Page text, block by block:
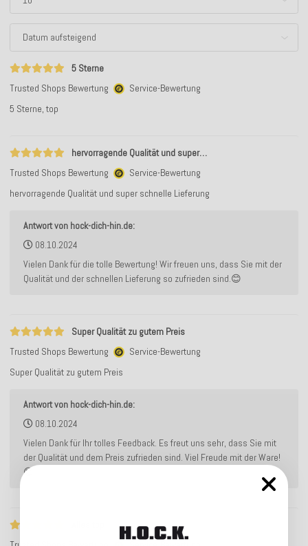
5 Sterne
Trusted Shops Bewertung
Service-Bewertung
5 Sterne, top
hervorragende Qualität und super…
Trusted Shops Bewertung
Service-Bewertung
hervorragende Qualität und super schnelle Lieferung
Antwort von hock-dich-hin.de:
08.10.2024
Vielen Dank für die tolle Bewertung! Wir freuen uns, dass Sie mit der
Qualität und der schnellen Lieferung so zufrieden sind.😊
Super Qualität zu gutem Preis
Trusted Shops Bewertung
Service-Bewertung
Super Qualität zu gutem Preis
Antwort von hock-dich-hin.de:
08.10.2024
Vielen Dank für Ihr tolles Feedback. Es freut uns sehr, dass Sie mit
der Qualität und dem Preis zufrieden sind. Viel Freude mit der Ware!
😊